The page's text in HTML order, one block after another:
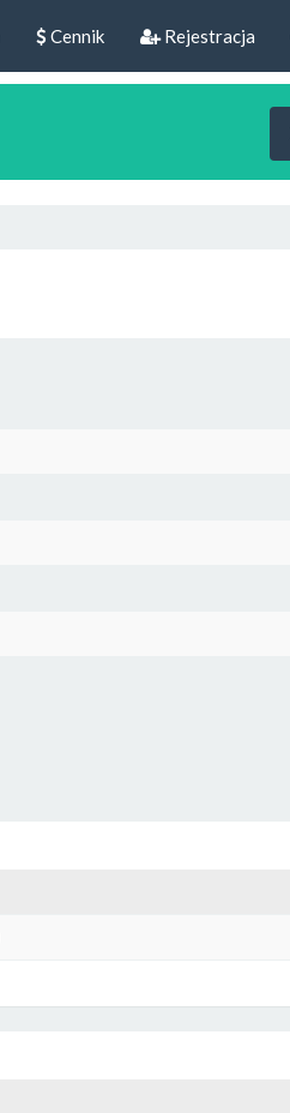
Cennik Rejestracja